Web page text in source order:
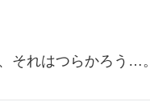
それはつらかろう…。